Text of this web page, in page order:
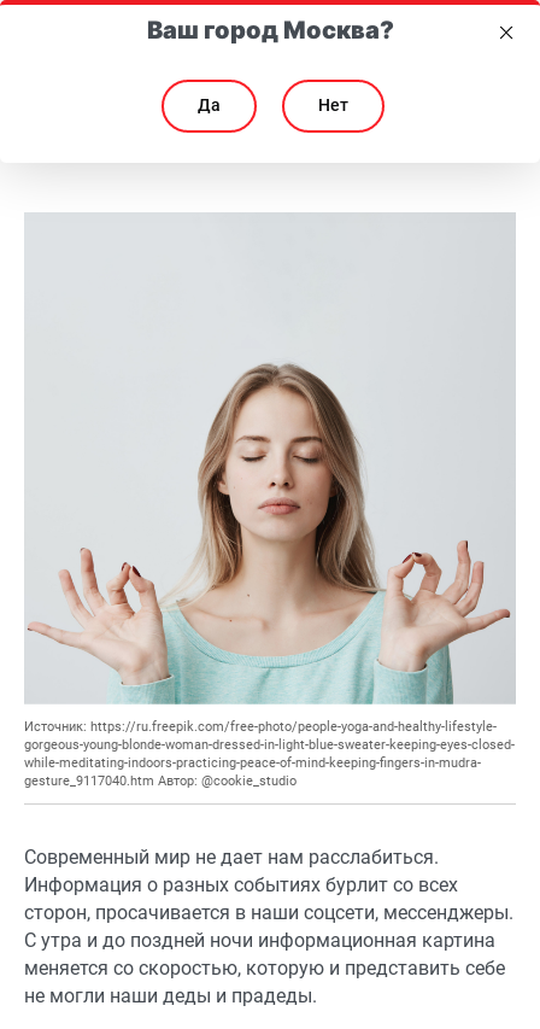
«Спокойствие! Только спокойствие!»: как защитить душевное
Источник: https://ru.freepik.com/free-photo/people-yoga-and-healthy-lifestyle-
gorgeous-young-blonde-woman-dressed-in-light-blue-sweater-keeping-eyes-closed-
while-meditating-indoors-practicing-peace-of-mind-keeping-fingers-in-mudra-
gesture_9117040.htm Автор: @cookie_studio
Современный мир не дает нам расслабиться.
Информация о разных событиях бурлит со всех
сторон, просачивается в наши соцсети, мессенджеры.
С утра и до поздней ночи информационная картина
меняется со скоростью, которую и представить себе
не могли наши деды и прадеды.
Ваш город Москва?
Да Нет